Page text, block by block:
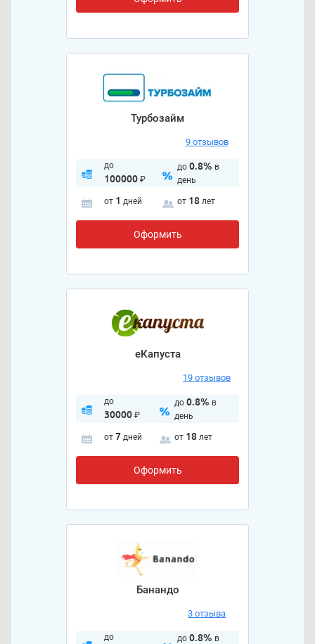
Турбозайм
9 отзывов
до
100000₽
до 0.8% в
день
от 1 дней от 18 лет
Оформить
еКапуста
19 отзывов
до
30000₽
до 0.8% в
день
от 7 дней от 18 лет
Оформить
Банандо
3 отзыва
до до 0.8% в